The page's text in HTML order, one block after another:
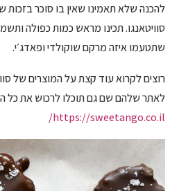
להכנה שלא תאמינו שאין בו סוכר
סוויטאנגו. תכינו מראש כמות כפולה
שתטעמו איזה מרקם שוקולדי ופאדג׳י.
רוצים לקרוא עוד קצת על המוצרים של
לאתר שלהם שם גם תוכלו לרכוש את כל
https://sweetango.co.il/